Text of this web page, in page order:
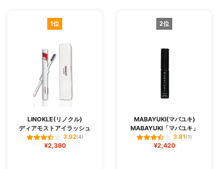
1位
LINOKLE(リノクル)
ディアモストアイラッシュ
3.92(4)
¥2,380
2位
MABAYUKI(マバユキ)
MABAYUKI「マバユキ」
3.81(1)
¥2,420